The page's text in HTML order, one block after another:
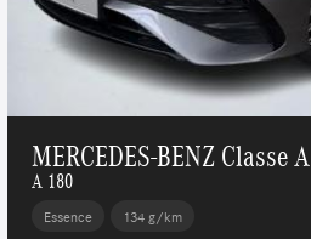
MERCEDES-BENZ Classe A
A 180
Essence 134 g/km